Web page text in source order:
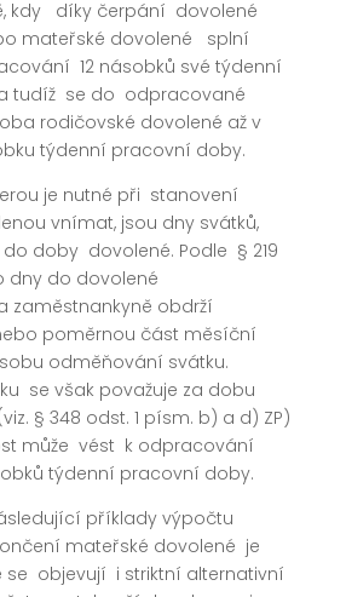
kdy díky čerpání dovolené
mateřské dovolené splní
12 násobků své týdenní
tudíž se do odpracované
rodičovské dovolené až v
týdenní pracovní doby.
je nutné při stanovení
vnímat, jsou dny svátků,
doby dovolené. Podle § 219
dny do dovolené
zaměstnankyně obdrží
poměrnou část měsíční
odměňování svátku.
se však považuje za dobu
§ 348 odst. 1 písm. b) a d) ZP)
může vést k odpracování
týdenní pracovní doby.
příklady výpočtu
mateřské dovolené je
se objevují i striktní alternativní